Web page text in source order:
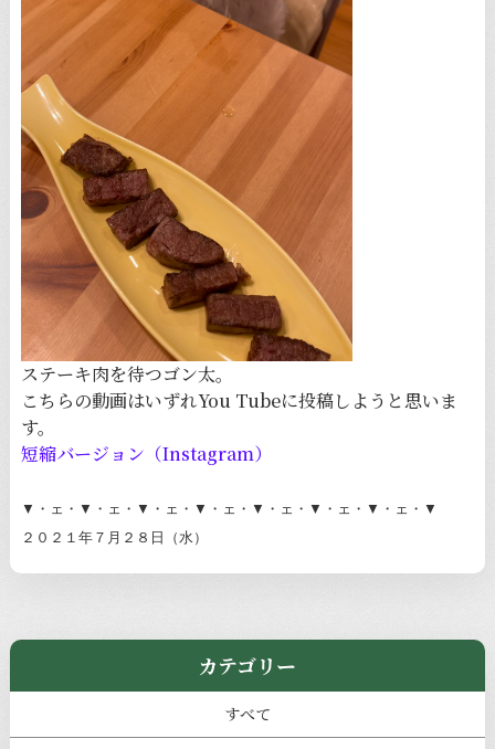
ステーキ肉を待つゴン太。
こちらの動画はいずれYou Tubeに投稿しようと思いま
す。
短縮バージョン（Instagram）
▼・ェ・▼・ェ・▼・ェ・▼・ェ・▼・ェ・▼・ェ・▼・ェ・▼
２０２１年７月２８日（水）
カテゴリー
すべて